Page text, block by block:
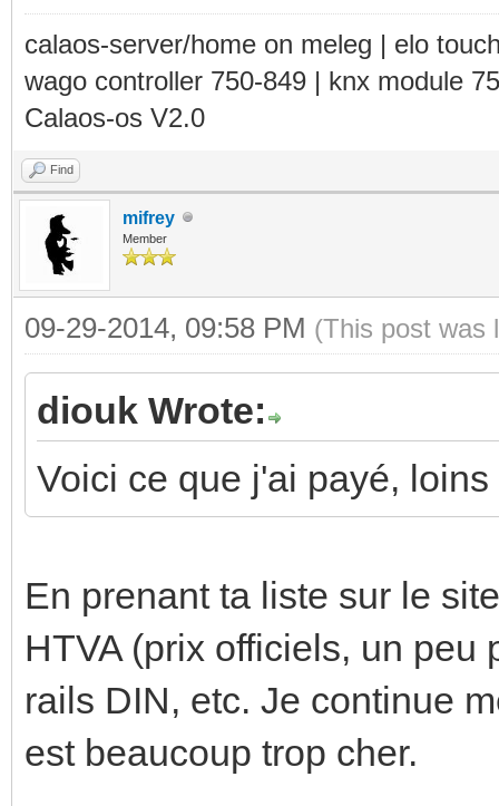
calaos-server/home on meleg | elo
wago controller 750-849 | knx module
Calaos-os V2.0
Find
mifrey
Member
09-29-2014, 09:58 PM (This post was
diouk Wrote:
Voici ce que j'ai payé,
En prenant ta liste sur le
HTVA (prix officiels, un
rails DIN, etc. Je continue
est beaucoup trop cher.